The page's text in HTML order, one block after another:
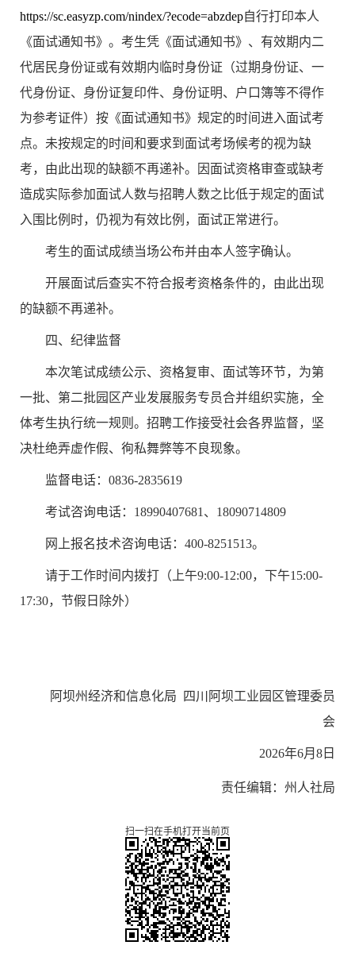
https://sc.easyzp.com/nindex/?ecode=abzdep自行打印本人
《面试通知书》。考生凭《面试通知书》、有效期内二
代居民身份证或有效期内临时身份证（过期身份证、一
代身份证、身份证复印件、身份证明、户口簿等不得作
为参考证件）按《面试通知书》规定的时间进入面试考
点。未按规定的时间和要求到面试考场候考的视为缺
考，由此出现的缺额不再递补。因面试资格审查或缺考
造成实际参加面试人数与招聘人数之比低于规定的面试
入围比例时，仍视为有效比例，面试正常进行。
考生的面试成绩当场公布并由本人签字确认。
开展面试后查实不符合报考资格条件的，由此出现
的缺额不再递补。
四、 纪律监督
本次笔试成绩公示、资格复审、面试等环节，为第
一批、第二批园区产业发展服务专员合并组织实施，全
体考生执行统一规则。 招聘工作接受社会各界监督，坚
决杜绝弄虚作假、徇私舞弊等不良现象。
监督电话： 0836-2835619
考试咨询电话： 18990407681 、 18090714809
网上报名技术咨询电话： 400-8251513。
请于工作时间内拨打（上午9:00-12:00，下午15:00-
17:30，节假日除外）
阿坝州经济和信息化局
四川阿坝工业园区管理委员
会
2026年6月 8 日
责任编辑：州人社局
扫一扫在手机打开当前页